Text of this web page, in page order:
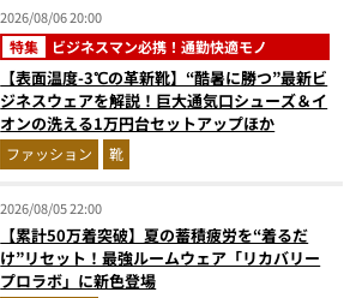
2026/08/06 20:00
特集 ビジネスマン必携！通勤快適モノ
【表面温度-3℃の革新靴】“酷暑に勝つ”最新ビ
ジネスウェアを解説！巨大通気口シューズ＆イ
オンの洗える1万円台セットアップほか
ファッション 靴
2026/08/05 22:00
【累計50万着突破】夏の蓄積疲労を“着るだ
け”リセット！最強ルームウェア「リカバリー
プロラボ」に新色登場